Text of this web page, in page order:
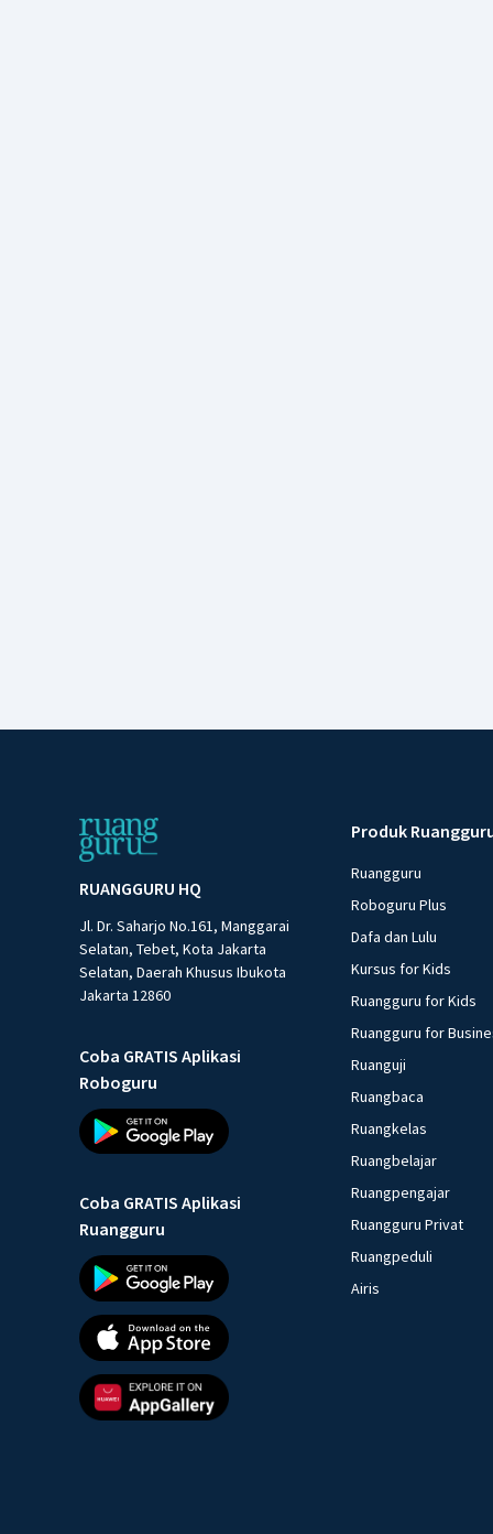
RUANGGURU HQ
Jl. Dr. Saharjo No.161, Manggarai
Selatan, Tebet, Kota Jakarta
Selatan, Daerah Khusus Ibukota
Jakarta 12860
Coba GRATIS Aplikasi
Roboguru
Coba GRATIS Aplikasi
Ruangguru
Produk
Ruangguru
Roboguru Plus
Dafa dan Lulu
Kursus for Kids
Ruangguru for Kids
Ruangguru for
Ruanguji
Ruangbaca
Ruangkelas
Ruangbelajar
Ruangpengajar
Ruangguru Privat
Ruangpeduli
Airis